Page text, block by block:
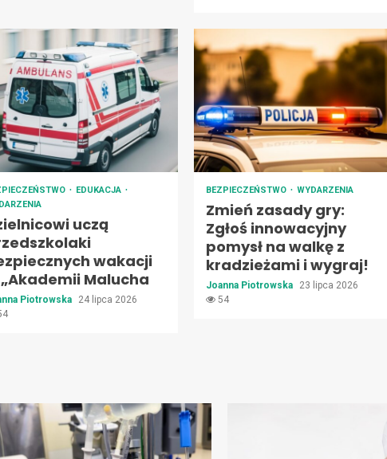
EDUKACJA
uczą
wakacji
Malucha
Piotrowska
24 lipca 2026
BEZPIECZEŃSTWO WYDARZENIA
Zmień zasady gry:
Zgłoś innowacyjny
pomysł na walkę z
kradzieżami i wygraj!
Joanna Piotrowska
23 lipca 2026
54